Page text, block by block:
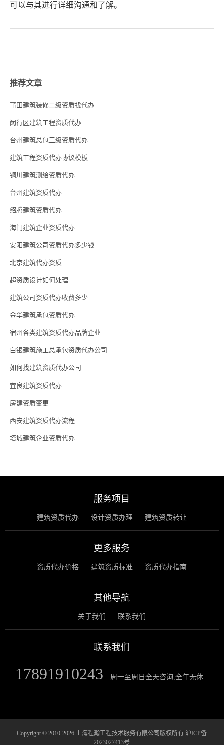
可以与其进行详细沟通和了解。
推荐文章
莆田建筑装修二级资质找代办
闵行区建筑工程资质代办
台州建筑总包三级资质代办
建筑工程资质代办协议模板
铜川建筑测绘资质代办
台州建筑资质代办
绍腾建筑资质代办
海门建筑企业资质代办
安阳建筑公司资质代办多少钱
北京建筑代办资质
超资质设计如何处理
建筑公司资质代办收费多少
金华建筑承包资质代办
宿州各类建筑资质代办品牌企业
白银建筑施工总承包资质代办公司
如何找建筑资质代办公司
宜良建筑资质代办
房建资质变更
西安建筑资质代办流程
塔城建筑企业资质代办
服务项目
建筑资质代办 设计资质办理 建筑资质转让
更多服务
资质代办价格 建筑资质标准 资质代办指南
其他导航
关于我们 联系我们
联系我们
17891910243 周一至周日全天咨询,全年无休
Copyright © 2010-2026 上海程瀚工程技术服务有限公司版权所有 沪ICP备
2023027413号